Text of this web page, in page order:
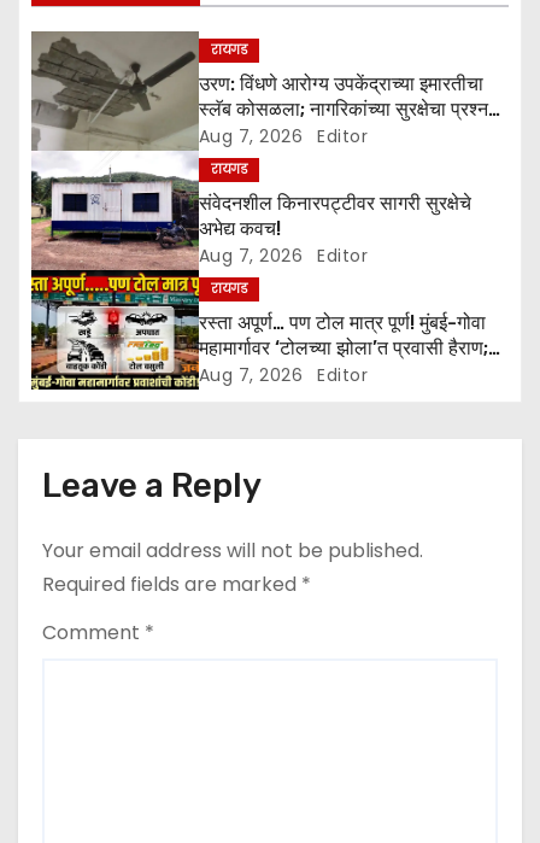
g
a
t
i
o
n
रायगड
उरण: विंधणे आरोग्य उपकेंद्राच्या इमारतीचा
स्लॅब कोसळला; नागरिकांच्या सुरक्षेचा प्रश्न
ऐरणीवर
Aug 7, 2026 Editor
रायगड
संवेदनशील किनारपट्टीवर सागरी सुरक्षेचे
अभेद्य कवच!
Aug 7, 2026 Editor
रायगड
रस्ता अपूर्ण… पण टोल मात्र पूर्ण! मुंबई-गोवा
महामार्गावर ‘टोलच्या झोला’त प्रवासी हैराण;
खड्डे, अपघात व कोंडीच्या छायेत जीवघेणा
Aug 7, 2026 Editor
Leave a Reply
Your email address will not be published.
Required fields are marked *
Comment *